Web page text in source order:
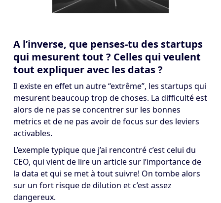
A l’inverse, que penses-tu des startups
qui mesurent tout ? Celles qui veulent
tout expliquer avec les datas ?
Il existe en effet un autre “extrême”, les startups qui
mesurent beaucoup trop de choses. La difficulté est
alors de ne pas se concentrer sur les bonnes
metrics et de ne pas avoir de focus sur des leviers
activables.
L’exemple typique que j’ai rencontré c’est celui du
CEO, qui vient de lire un article sur l’importance de
la data et qui se met à tout suivre! On tombe alors
sur un fort risque de dilution et c’est assez
dangereux.